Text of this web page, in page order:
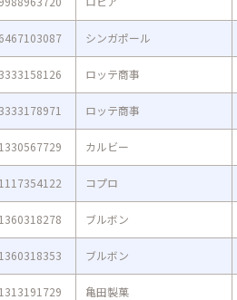
シンガポール
ロッテ商事
ロッテ商事
カルビー
コプロ
ブルボン
ブルボン
亀田製菓